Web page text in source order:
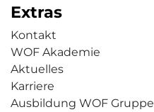
Extras
Kontakt
WOF Akademie
Aktuelles
Karriere
Ausbildung WOF Gruppe